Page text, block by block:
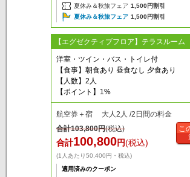
夏休み＆秋旅フェア 1,500円割引
夏休み＆秋旅フェア 1,500円割引
【エグゼクティブフロア】テラスルーム
洋室・ツイン・バス・トイレ付
【食事】朝食あり 昼食なし 夕食あり
【人数】2人
【ポイント】1%
航空券＋宿 大人2人 /2日間の料金
合計103,800円(税込)
合計100,800円(税込)
(1人あたり50,400円・税込)
適用済みのクーポン
こ